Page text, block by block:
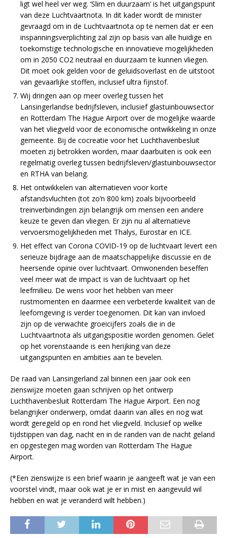
ligt wel heel ver weg. ‘Slim en duurzaam’ is het uitgangspunt
van deze Luchtvaartnota. In dit kader wordt de minister
gevraagd om in de Luchtvaartnota op te nemen dat er een
inspanningsverplichting zal zijn op basis van alle huidige en
toekomstige technologische en innovatieve mogelijkheden
om in 2050 CO2 neutraal en duurzaam te kunnen vliegen.
Dit moet ook gelden voor de geluidsoverlast en de uitstoot
van gevaarlijke stoffen, inclusief ultra fijnstof.
Wij dringen aan op meer overleg tussen het
Lansingerlandse bedrijfsleven, inclusief glastuinbouwsector
en Rotterdam The Hague Airport over de mogelijke waarde
van het vliegveld voor de economische ontwikkeling in onze
gemeente. Bij de cocreatie voor het Luchthavenbesluit
moeten zij betrokken worden, maar daarbuiten is ook een
regelmatig overleg tussen bedrijfsleven/glastuinbouwsector
en RTHA van belang.
Het ontwikkelen van alternatieven voor korte
afstandsvluchten (tot zo’n 800 km) zoals bijvoorbeeld
treinverbindingen zijn belangrijk om mensen een andere
keuze te geven dan vliegen. Er zijn nu al alternatieve
vervoersmogelijkheden met Thalys, Eurostar en ICE.
Het effect van Corona COVID-19 op de luchtvaart levert een
serieuze bijdrage aan de maatschappelijke discussie en de
heersende opinie over luchtvaart. Omwonenden beseffen
veel meer wat de impact is van de luchtvaart op het
leefmilieu. De wens voor het hebben van meer
rustmomenten en daarmee een verbeterde kwaliteit van de
leefomgeving is verder toegenomen. Dit kan van invloed
zijn op de verwachte groeicijfers zoals die in de
Luchtvaartnota als uitgangspositie worden genomen. Gelet
op het vorenstaande is een herijking van deze
uitgangspunten en ambities aan te bevelen.
De raad van Lansingerland zal binnen een jaar ook een
zienswijze moeten gaan schrijven op het ontwerp
Luchthavenbesluit Rotterdam The Hague Airport. Een nog
belangrijker onderwerp, omdat daarin van alles en nog wat
wordt geregeld op en rond het vliegveld. Inclusief op welke
tijdstippen van dag, nacht en in de randen van de nacht geland
en opgestegen mag worden van Rotterdam The Hague
Airport.
(*Een zienswijze is een brief waarin je aangeeft wat je van een
voorstel vindt, maar ook wat je er in mist en aangevuld wil
hebben en wat je veranderd wilt hebben.)